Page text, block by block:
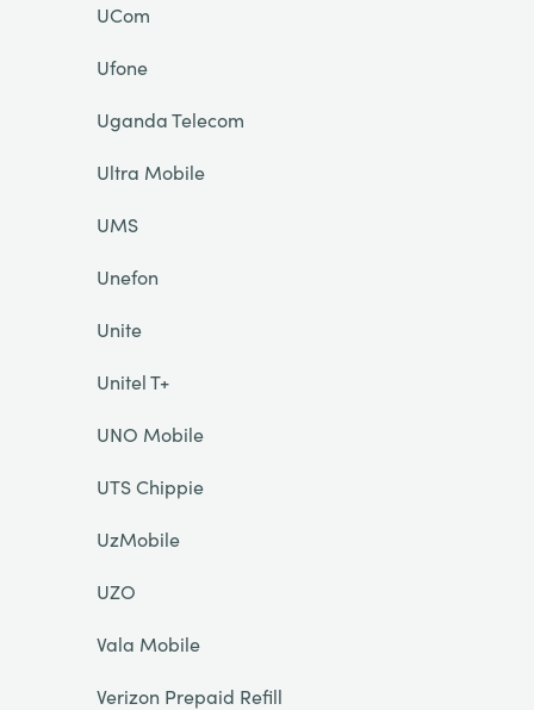
UCom
Ufone
Uganda Telecom
Ultra Mobile
UMS
Unefon
Unite
Unitel T+
UNO Mobile
UTS Chippie
UzMobile
UZO
Vala Mobile
Verizon Prepaid Refill